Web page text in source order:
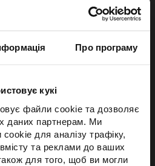
Про програму
кукі
файли cookie та дозволяє
даних партнерам. Ми
для аналізу трафіку,
вмісту та реклами до ваших
для того, щоб ви могли